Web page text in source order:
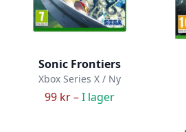
Sonic Frontiers
Xbox Series X / Ny
99 kr –I lager